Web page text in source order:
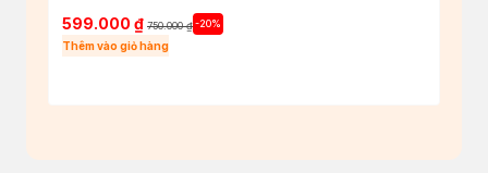
599.000 ₫ 750.000₫-20%
Thêm vào giỏ hàng